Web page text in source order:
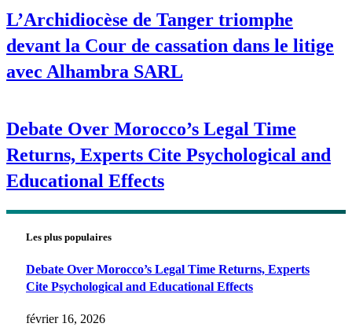
L’Archidiocèse de Tanger triomphe
devant la Cour de cassation dans le litige
avec Alhambra SARL
Debate Over Morocco’s Legal Time
Returns, Experts Cite Psychological and
Educational Effects
Les plus populaires
Debate Over Morocco’s Legal Time Returns, Experts
Cite Psychological and Educational Effects
février 16, 2026